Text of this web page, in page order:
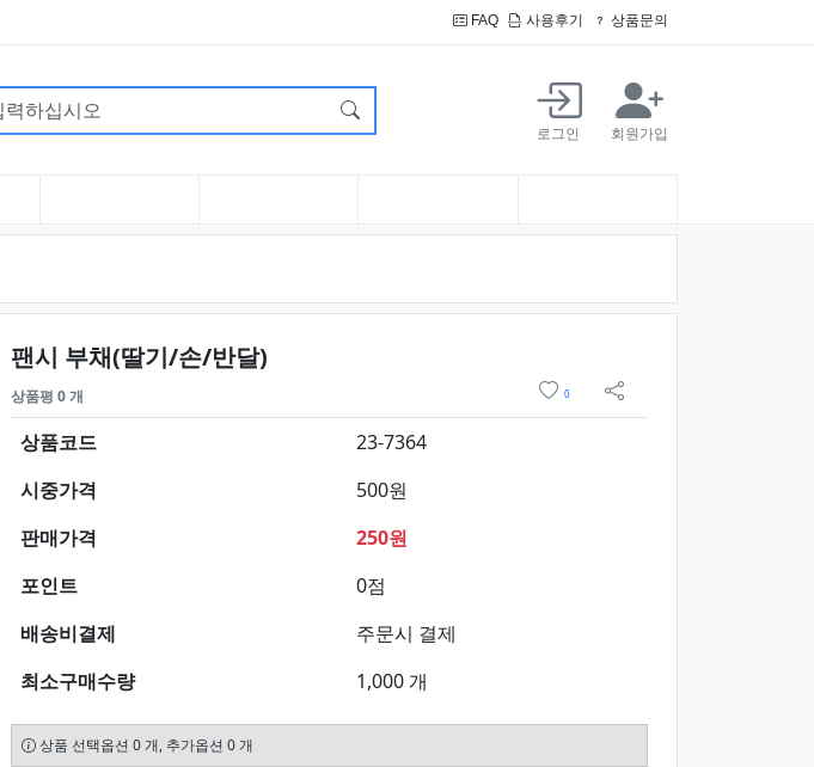
FAQ 사용후기 상품문의
검색어 필수
로그인 회원가입
팬시 부채(딸기/손/반달)
상품평 0 개 0
sns 공유
상품코드
23-7364
시중가격
500원
판매가격
250원
포인트
0점
배송비결제
주문시 결제
최소구매수량
1,000 개
상품 선택옵션 0 개, 추가옵션 0 개